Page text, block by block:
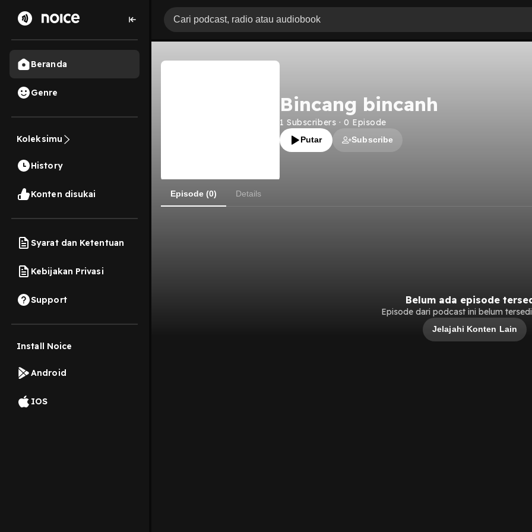
Beranda
Genre
Koleksimu
History
Konten disukai
Syarat dan Ketentuan
Kebijakan Privasi
Support
Install Noice
Android
IOS
Bincang bincanh
1 Subscribers · 0 Episode
Putar Subscribe
Episode (0) Details
Belum ada episode
Episode dari podcast ini belum
Jelajahi Konten Lain